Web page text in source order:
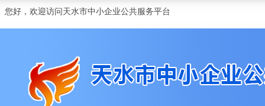
您好，欢迎访问天水市中小企业公共服务平台